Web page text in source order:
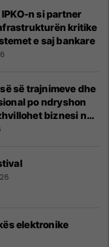
n si partner
kritike
e saj bankare
së trajnimeve dhe
po ndryshon
biznesi në
elektronike